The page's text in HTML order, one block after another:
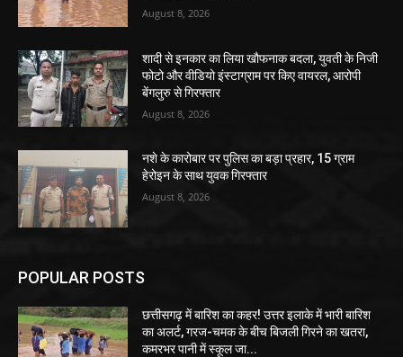
August 8, 2026
शादी से इनकार का लिया खौफनाक बदला, युवती के निजी
फोटो और वीडियो इंस्टाग्राम पर किए वायरल, आरोपी
बेंगलुरु से गिरफ्तार
August 8, 2026
नशे के कारोबार पर पुलिस का बड़ा प्रहार, 15 ग्राम
हेरोइन के साथ युवक गिरफ्तार
August 8, 2026
POPULAR POSTS
छत्तीसगढ़ में बारिश का कहर! उत्तर इलाके में भारी बारिश
का अलर्ट, गरज-चमक के बीच बिजली गिरने का खतरा,
कमरभर पानी में स्कूल जा...